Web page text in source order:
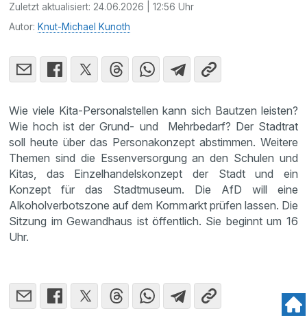
Zuletzt aktualisiert: 24.06.2026 | 12:56 Uhr
Autor: Knut-Michael Kunoth
Wie viele Kita-Personalstellen kann sich Bautzen leisten?
Wie hoch ist der Grund- und Mehrbedarf? Der Stadtrat
soll heute über das Personakonzept abstimmen. Weitere
Themen sind die Essenversorgung an den Schulen und
Kitas, das Einzelhandelskonzept der Stadt und ein
Konzept für das Stadtmuseum. Die AfD will eine
Alkoholverbotszone auf dem Kornmarkt prüfen lassen. Die
Sitzung im Gewandhaus ist öffentlich. Sie beginnt um 16
Uhr.